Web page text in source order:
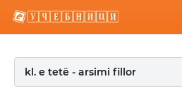
kl. e tetë - arsimi fillor